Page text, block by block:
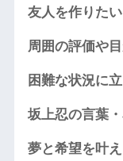
友人を作りた
周囲の評価や
困難な状況に
坂上忍の言葉
夢と希望を叶